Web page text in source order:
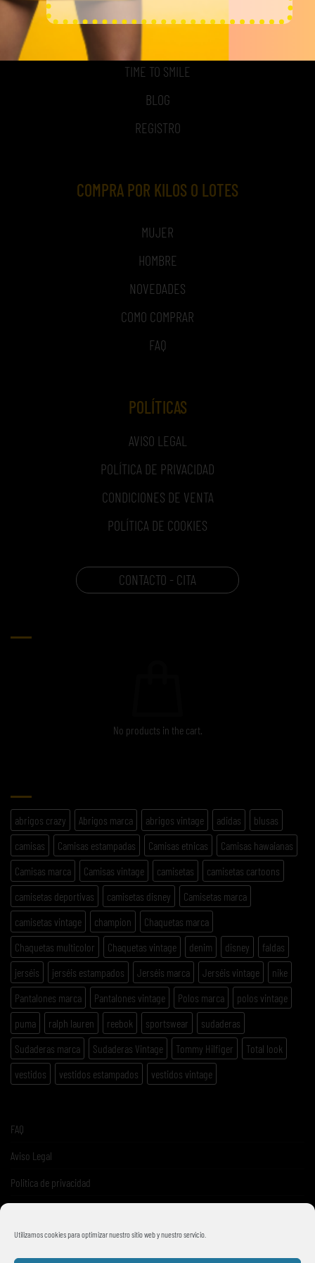
Utilizamos cookies para optimizar nuestro sitio web y nuestro servicio.
TIME TO SMILE
BLOG
REGISTRO
COMPRA POR KILOS O LOTES
MUJER
HOMBRE
NOVEDADES
COMO COMPRAR
FAQ
POLÍTICAS
AVISO LEGAL
POLÍTICA DE PRIVACIDAD
CONDICIONES DE VENTA
POLÍTICA DE COOKIES
CONTACTO - CITA
No products in the cart.
abrigos crazy Abrigos marca abrigos vintage adidas
blusas
camisas
Camisas estampadas Camisas etnicas
Camisas hawaianas
Camisas marca
Camisas vintage camisetas
camisetas cartoons
camisetas deportivas
camisetas disney
Camisetas marca
camisetas vintage
champion
Chaquetas marca
Chaquetas multicolor
Chaquetas vintage denim disney
faldas
jerséis
jerséis estampados Jerséis marca Jerséis vintage
nike
Pantalones marca
Pantalones vintage Polos marca
polos vintage
puma
ralph lauren reebok sportswear
sudaderas
Sudaderas marca
Sudaderas Vintage Tommy Hilfiger
Total look
vestidos
vestidos estampados vestidos vintage
FAQ
Aviso Legal
Politica de privacidad